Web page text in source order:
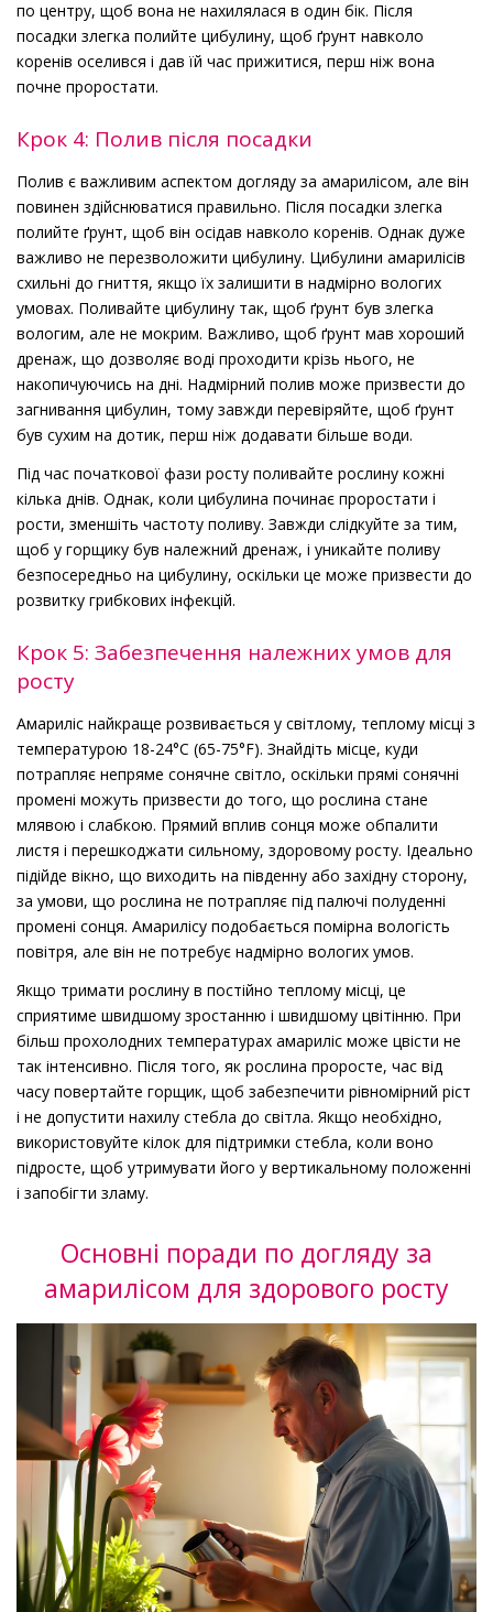
по центру, щоб вона не нахилялася в один бік. Після
посадки злегка полийте цибулину, щоб ґрунт навколо
коренів оселився і дав їй час прижитися, перш ніж вона
почне проростати.
Крок 4: Полив після посадки
Полив є важливим аспектом догляду за амарилісом, але він
повинен здійснюватися правильно. Після посадки злегка
полийте ґрунт, щоб він осідав навколо коренів. Однак дуже
важливо не перезволожити цибулину. Цибулини амарилісів
схильні до гниття, якщо їх залишити в надмірно вологих
умовах. Поливайте цибулину так, щоб ґрунт був злегка
вологим, але не мокрим. Важливо, щоб ґрунт мав хороший
дренаж, що дозволяє воді проходити крізь нього, не
накопичуючись на дні. Надмірний полив може призвести до
загнивання цибулин, тому завжди перевіряйте, щоб ґрунт
був сухим на дотик, перш ніж додавати більше води.
Під час початкової фази росту поливайте рослину кожні
кілька днів. Однак, коли цибулина починає проростати і
рости, зменшіть частоту поливу. Завжди слідкуйте за тим,
щоб у горщику був належний дренаж, і уникайте поливу
безпосередньо на цибулину, оскільки це може призвести до
розвитку грибкових інфекцій.
Крок 5: Забезпечення належних умов для
росту
Амариліс найкраще розвивається у світлому, теплому місці з
температурою 18-24°C (65-75°F). Знайдіть місце, куди
потрапляє непряме сонячне світло, оскільки прямі сонячні
промені можуть призвести до того, що рослина стане
млявою і слабкою. Прямий вплив сонця може обпалити
листя і перешкоджати сильному, здоровому росту. Ідеально
підійде вікно, що виходить на південну або західну сторону,
за умови, що рослина не потрапляє під палючі полуденні
промені сонця. Амарилісу подобається помірна вологість
повітря, але він не потребує надмірно вологих умов.
Якщо тримати рослину в постійно теплому місці, це
сприятиме швидшому зростанню і швидшому цвітінню. При
більш прохолодних температурах амариліс може цвісти не
так інтенсивно. Після того, як рослина проросте, час від
часу повертайте горщик, щоб забезпечити рівномірний ріст
і не допустити нахилу стебла до світла. Якщо необхідно,
використовуйте кілок для підтримки стебла, коли воно
підросте, щоб утримувати його у вертикальному положенні
і запобігти зламу.
Основні поради по догляду за
амарилісом для здорового росту